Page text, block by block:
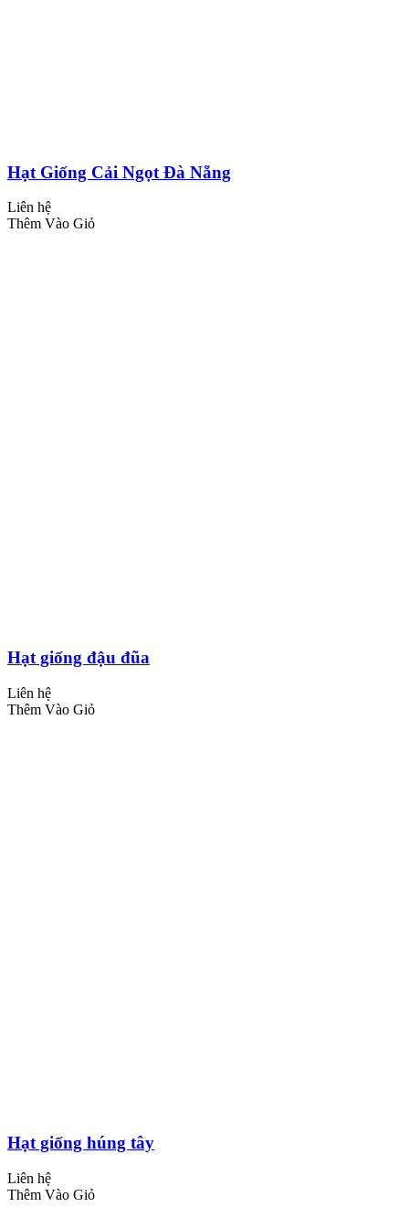
Hạt Giống Cải Ngọt Đà Nẵng
Liên hệ
Thêm Vào Giỏ
Hạt giống đậu đũa
Liên hệ
Thêm Vào Giỏ
Hạt giống húng tây
Liên hệ
Thêm Vào Giỏ